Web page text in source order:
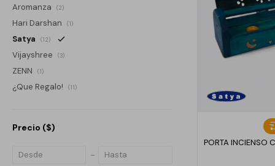
PORTA INCIENSO
Aromanza (2)
Hari Darshan (1)
Satya (12)
Vijayshree (3)
ZENN (1)
¿Que Regalo! (11)
Precio ($)